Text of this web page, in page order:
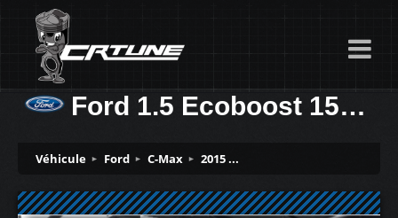
Ford 1.5 Ecoboost 150ch
Véhicule Ford C-Max 2015 ...